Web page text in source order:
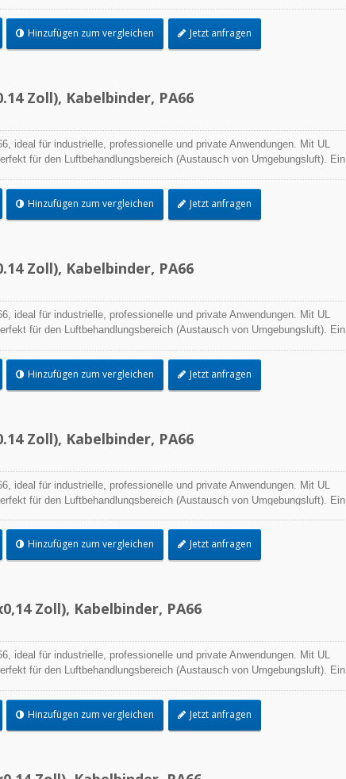
von Anwendungen.
Hinzufügen zum vergleichen Jetzt anfragen
Zoll), Kabelbinder, PA66
ideal für industrielle, professionelle und private Anwendungen. Mit UL
für den Luftbehandlungsbereich (Austausch von Umgebungsluft). Ein
von Anwendungen.
Hinzufügen zum vergleichen Jetzt anfragen
Zoll), Kabelbinder, PA66
ideal für industrielle, professionelle und private Anwendungen. Mit UL
für den Luftbehandlungsbereich (Austausch von Umgebungsluft). Ein
von Anwendungen.
Hinzufügen zum vergleichen Jetzt anfragen
Zoll), Kabelbinder, PA66
ideal für industrielle, professionelle und private Anwendungen. Mit UL
für den Luftbehandlungsbereich (Austausch von Umgebungsluft). Ein
von Anwendungen.
Hinzufügen zum vergleichen Jetzt anfragen
Zoll), Kabelbinder, PA66
ideal für industrielle, professionelle und private Anwendungen. Mit UL
für den Luftbehandlungsbereich (Austausch von Umgebungsluft). Ein
von Anwendungen.
Hinzufügen zum vergleichen Jetzt anfragen